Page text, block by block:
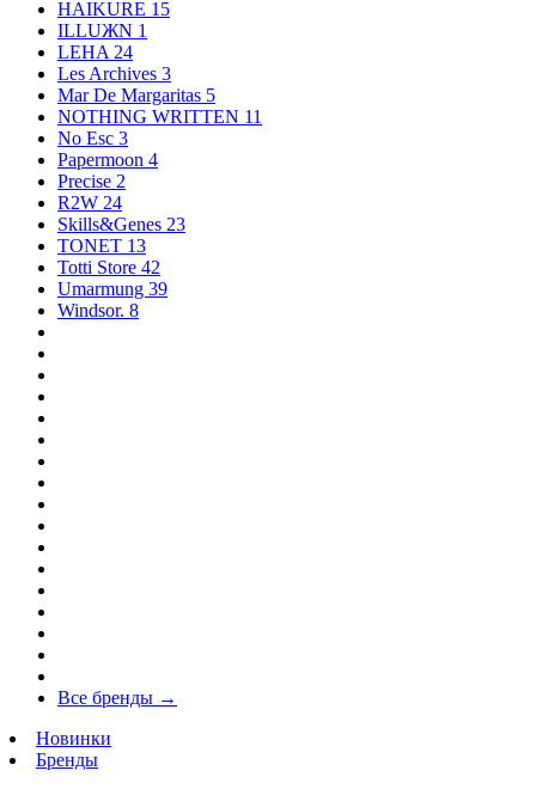
HAIKURE 15
ILLUЖN 1
LEHA 24
Les Archives 3
Mar De Margaritas 5
NOTHING WRITTEN 11
No Esc 3
Papermoon 4
Precise 2
R2W 24
Skills&Genes 23
TONET 13
Totti Store 42
Umarmung 39
Windsor. 8
Все бренды →
Новинки
Бренды